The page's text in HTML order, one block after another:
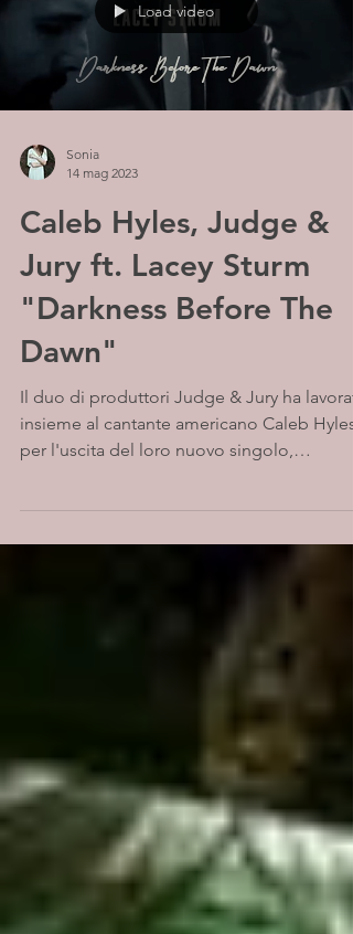
Load video
Sonia
14 mag 2023
Caleb Hyles, Judge &
Jury ft. Lacey Sturm
"Darkness Before The
Dawn"
Il duo di produttori Judge & Jury ha
insieme al cantante americano Caleb Hyles
per l'uscita del loro nuovo singolo,